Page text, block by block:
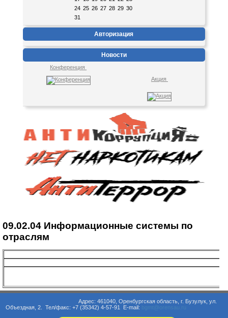
24 25 26 27 28 29 30
31
Авторизация
Новости
Конференция
Акция
09.02.04 Информационные системы по
отраслям
Адрес: 461040, Оренбургская область, г. Бузулук, ул.
Объездная, 2. Тел/факс: +7 (35342) 4-57-91 E-mail: